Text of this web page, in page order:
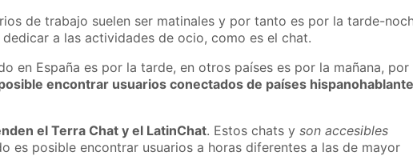
de trabajo suelen ser matinales y por tanto es por la tarde-
a las actividades de ocio, como es el chat.
en España es por la tarde, en otros países es por la mañana, por
encontrar usuarios conectados de países
el Terra Chat y el LatinChat. Estos chats yson accesibles
es posible encontrar usuarios a horas diferentes a las de mayor